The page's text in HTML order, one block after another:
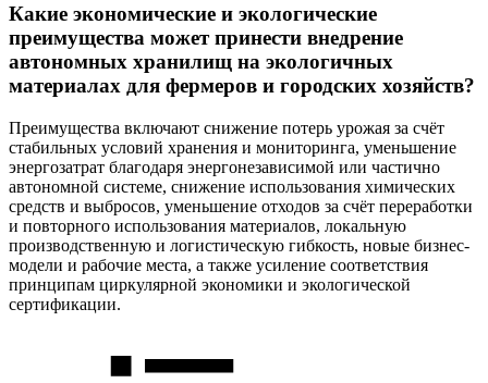
Какие экономические и экологические
преимущества может принести внедрение
автономных хранилищ на экологичных
материалах для фермеров и городских хозяйств?
Преимущества включают снижение потерь урожая за счёт
стабильных условий хранения и мониторинга, уменьшение
энергозатрат благодаря энергонезависимой или частично
автономной системе, снижение использования химических
средств и выбросов, уменьшение отходов за счёт переработки
и повторного использования материалов, локальную
производственную и логистическую гибкость, новые бизнес-
модели и рабочие места, а также усиление соответствия
принципам циркулярной экономики и экологической
сертификации.